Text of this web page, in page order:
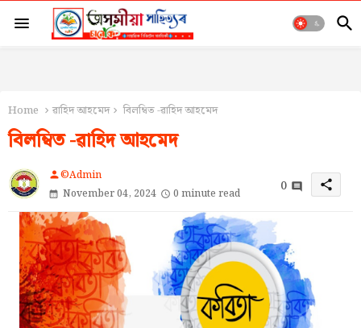
Home ৱাহিদ আহমেদ বিলম্বিত -ৱাহিদ আহমেদ
বিলম্বিত -ৱাহিদ আহমেদ
person©Admin
November 04, 2024
0 minute read 0 share